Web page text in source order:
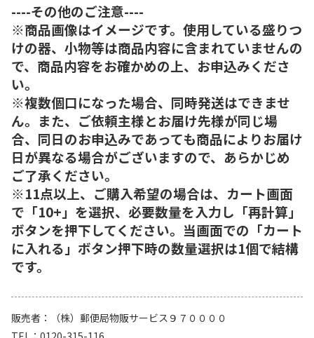
----その他のご注意----
※商品画像はイメージです。使用している盛りつ
けの器、小物等は商品内容に含まれていませんの
で、商品内容をお確かめの上、お申込みくださ
い。
※複数個口になった場合、同時発送はできませ
ん。また、ご依頼主様とお届け先様が同じ場
合、同日のお申込みであっても商品によりお届け
日が異なる場合がございますので、あらかじめ
ご了承ください。
※11点以上、ご購入希望の場合は、カート画面
で「10+」を選択、必要数量を入力し「再計算」
ボタンを押下してください。当画面での「カート
に入れる」ボタン押下時の数量選択は1個で結構
です。
販売者
（株）郵便局物販サービス９７００００